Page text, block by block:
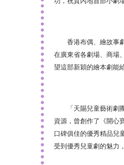
香港布偶、繪故事劇
在廣東省各劇場、商場
望這部新穎的繪本劇能
「天賜兒童藝術劇團
資源，曾創作了《開心
口碑俱佳的優秀精品兒
受到優秀兒童劇的魅力